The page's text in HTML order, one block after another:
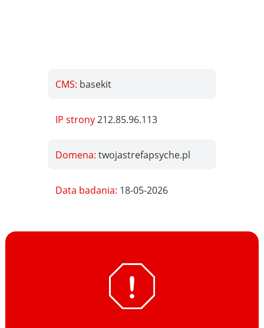
CMS: basekit
IP strony212.85.96.113
Domena:twojastrefapsyche.pl
Data badania: 18-05-2026